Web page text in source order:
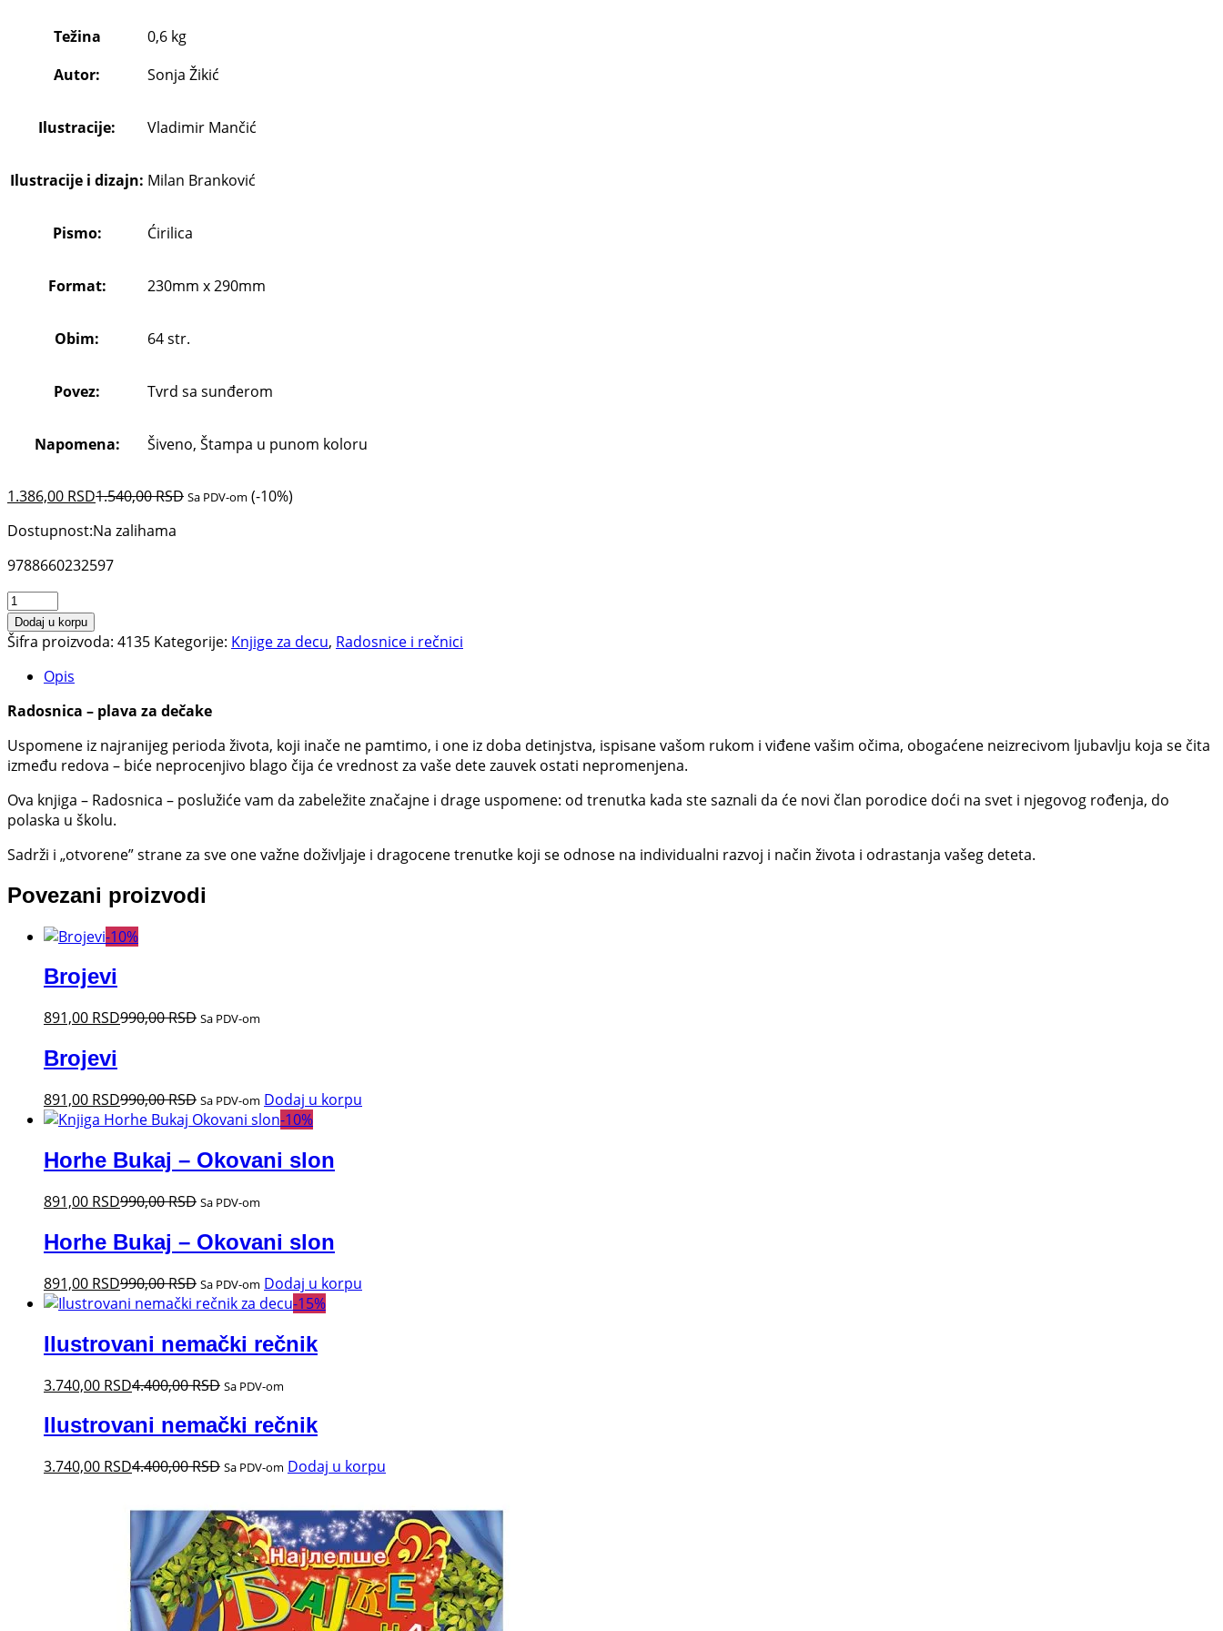
Težina
0,6 kg
Autor:
Sonja Žikić
Ilustracije: Vladimir Mančić
Ilustracije i dizajn: Milan Branković
Pismo: Ćirilica
Format: 230mm x 290mm
Obim: 64 str.
Povez: Tvrd sa sunđerom
Napomena: Šiveno, Štampa u punom koloru
1.386,00 RSD1.540,00RSD Sa PDV-om (-10%)
Dostupnost:Na zalihama
9788660232597
Radosnica
-
plava
dečake
Dodaj u korpu
Šifra proizvoda: 4135 Kategorije: Knjige za decu, Radosnice i rečnici
Opis
Radosnica – plava za dečake
Uspomene iz najranijeg perioda života, koji inače ne pamtimo, i one iz doba detinjstva, ispisane vašom rukom i viđene vašim očima, obogaćene neizrecivom ljubavlju koja se čita
između redova – biće neprocenjivo blago čija će vrednost za vaše dete zauvek ostati nepromenjena.
Ova knjiga – Radosnica – poslužiće vam da zabeležite značajne i drage uspomene: od trenutka kada ste saznali da će novi član porodice doći na svet i njegovog rođenja, do
polaska u školu.
Sadrži i „otvorene” strane za sve one važne doživljaje i dragocene trenutke koji se odnose na individualni razvoj i način života i odrastanja vašeg deteta.
Povezani proizvodi
-10%
Brojevi
891,00 RSD990,00RSD Sa PDV-om
Brojevi
891,00 RSD990,00RSD Sa PDV-om Dodaj u korpu
-10%
Horhe Bukaj – Okovani slon
891,00 RSD990,00RSD Sa PDV-om
Horhe Bukaj – Okovani slon
891,00 RSD990,00RSD Sa PDV-om Dodaj u korpu
-15%
Ilustrovani nemački rečnik
3.740,00 RSD4.400,00RSD Sa PDV-om
Ilustrovani nemački rečnik
3.740,00 RSD4.400,00RSD Sa PDV-om Dodaj u korpu